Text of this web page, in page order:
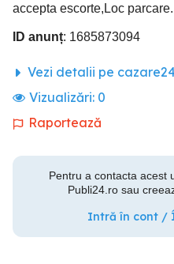
accepta escorte,Loc parcare.
ID anunț: 1685873094
Vezi detalii pe
Vizualizări: 0
Raportează
Pentru a contacta acest
Publi24.ro sau
Intră în cont /